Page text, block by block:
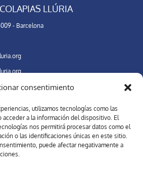
consentimiento
utilizamos tecnologías como las
acceder a la información del dispositivo. El
nos permitirá procesar datos como el
o las identificaciones únicas en este sitio.
puede afectar negativamente a
LLÚRIA
- Barcelona